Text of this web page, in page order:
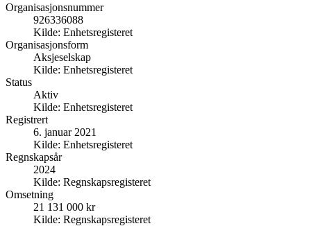
Organisasjonsnummer
926336088
Kilde: Enhetsregisteret
Organisasjonsform
Aksjeselskap
Kilde: Enhetsregisteret
Status
Aktiv
Kilde: Enhetsregisteret
Registrert
6. januar 2021
Kilde: Enhetsregisteret
Regnskapsår
2024
Kilde: Regnskapsregisteret
Omsetning
21 131 000 kr
Kilde: Regnskapsregisteret